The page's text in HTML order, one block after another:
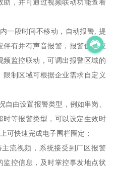
，并可通过视频联动功能查看
一段时间不移动，自动报警, 提
有并有声音报警，报警位置应
监控联动，可调出报警区域的
制区域可根据企业需求自定义
由设置报警类型，例如串岗、
等报警类型，可以设定生效时
可快速完成电子围栏圈定；
流视频，系统接受到厂区报警
监控信息，及时掌控事发地点状